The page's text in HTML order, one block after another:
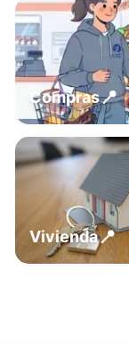
Compras📍
Vivienda📍